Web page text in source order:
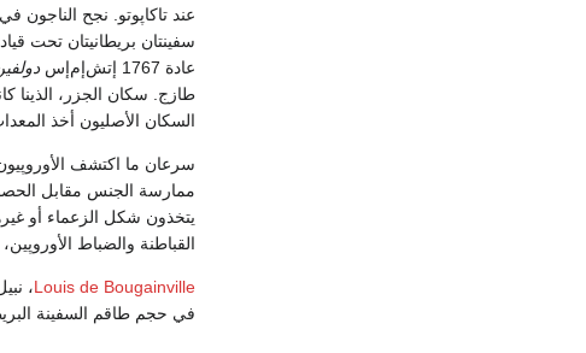
سفينتان بريطانيتان تحت
عادة 1767 إتش‌إم‌إس
السكان الأصليون أخذ
سرعان ما اكتشف
ممارسة الجنس مقابل
يتخذون شكل الزعماء أو
القباطنة والضباط
Louis de Bougainville،
في حجم طاقم السفينة